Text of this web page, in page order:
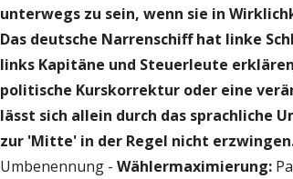
unterwegs zu sein, wenn sie in
Das deutsche Narrenschiff hat linke
links Kapitäne und Steuerleute
politische Kurskorrektur oder eine
lässt sich allein durch das sprachliche
zur 'Mitte' in der Regel nicht
Umbenennung - Wählermaximierung: